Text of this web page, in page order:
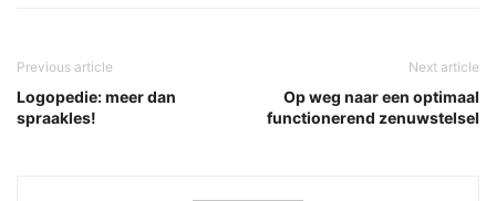
Previous article
Logopedie: meer dan
spraakles!
Next article
Op weg naar een optimaal
functionerend zenuwstelsel